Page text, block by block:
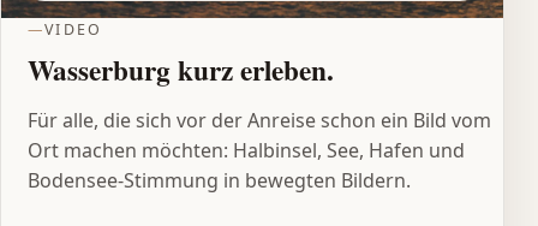
VIDEO
Wasserburg kurz erleben.
Für alle, die sich vor der Anreise schon ein Bild vom
Ort machen möchten: Halbinsel, See, Hafen und
Bodensee-Stimmung in bewegten Bildern.